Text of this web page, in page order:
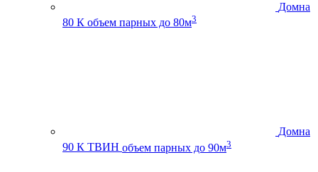
Домна
80 К объем парных до 80м3
Домна
90 К ТВИН объем парных до 90м3